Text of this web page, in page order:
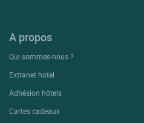
A propos
Qui sommes-nous ?
Extranet hotel
Adhésion hôtels
Cartes cadeaux